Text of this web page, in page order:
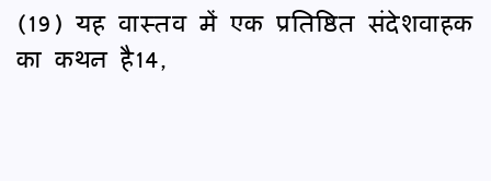
(19) यह वास्तव में एक प्रतिष्ठित संदेशवाहक
का कथन है14,